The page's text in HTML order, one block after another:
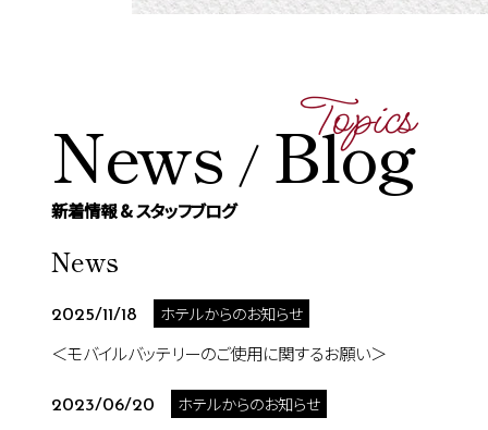
News /Blog
Topics
新着情報 & スタッフブログ
News
2025/11/18 ホテルからのお知らせ
＜モバイルバッテリーのご使用に関するお願い＞
2023/06/20 ホテルからのお知らせ